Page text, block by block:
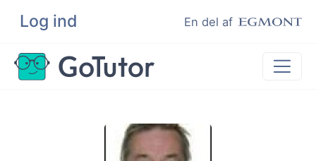
Log ind En del af
Søg
Lektiehjælp
Eksamenshjælp